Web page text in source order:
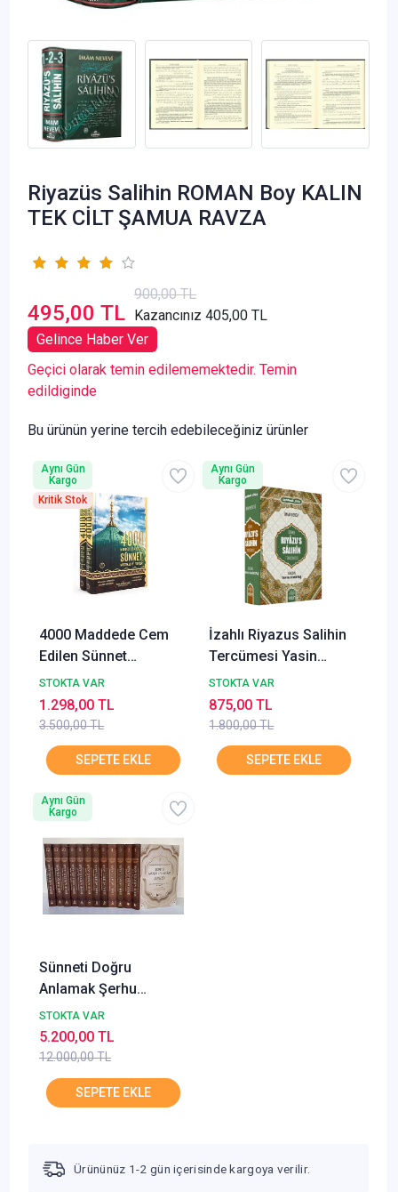
Riyazüs Salihin ROMAN Boy KALIN
TEK CİLT ŞAMUA RAVZA
495,00 TL
900,00 TL
Kazancınız 405,00 TL
Gelince Haber Ver
Geçici olarak temin edilememektedir. Temin
edildiginde
Bu ürünün yerine tercih edebileceğiniz ürünler
4000 Maddede Cem
Edilen Sünnet
Müstehap ve Edepler 2
Cilt Cübbeli Ahmet
Hoca
STOKTA VAR
3.500,00 TL
1.298,00 TL
Aynı Gün
Kargo
Kritik Stok
İzahlı Riyazus Salihin
Tercümesi Yasin
Yayınları
STOKTA VAR
1.800,00 TL
875,00 TL
Aynı Gün
Kargo
Sünneti Doğru
Anlamak Şerhu
Müşkilil Asar 12 Cilt
Takım Beka Yayınları
STOKTA VAR
12.000,00 TL
5.200,00 TL
Aynı Gün
Kargo
Ürününüz 1-2 gün içerisinde kargoya verilir.